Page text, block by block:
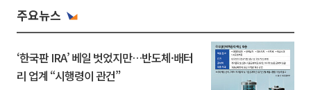
주요뉴스
‘한국판 IRA’ 베일 벗었지만…반도체·배터
리 업계 “시행령이 관건”